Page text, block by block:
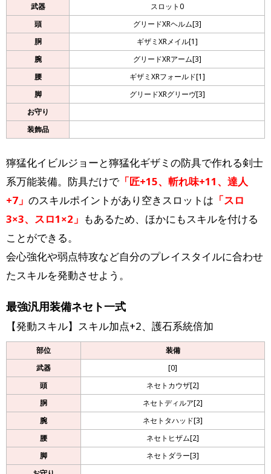
武器
スロット0
頭
グリードXRヘルム[3]
胴
ギザミXRメイル[1]
腕
グリードXRアーム[3]
腰
ギザミXRフォールド[1]
脚
グリードXRグリーヴ[3]
お守り
装飾品
獰猛化イビルジョーと獰猛化ギザミの防具で作れる剣士
系万能装備。防具だけで「匠+15、斬れ味+11、達人
+7」 のスキルポイントがあり空きスロットは 「スロ
3×3、スロ1×2」 もあるため、ほかにもスキルを付ける
ことができる。
会心強化や弱点特攻など自分のプレイスタイルに合わせ
たスキルを発動させよう。
最強汎用装備ネセト一式
【発動スキル】スキル加点+2、護石系統倍加
部位
装備
武器
[0]
頭
ネセトカウザ[2]
胴
ネセトディルア[2]
腕
ネセトタハッド[3]
腰
ネセトヒザム[2]
脚
ネセトダラー[3]